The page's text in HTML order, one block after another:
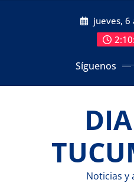
jueves, 6
Síguenos
Noticias y